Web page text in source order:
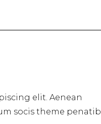
elit. Aenean
socis theme